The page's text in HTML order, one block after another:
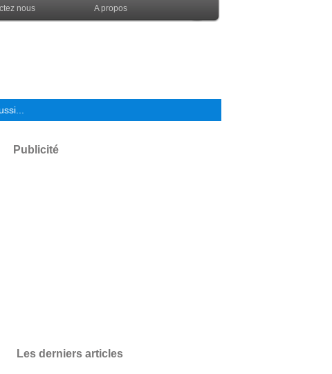
nous A propos
Publicité
Les derniers articles